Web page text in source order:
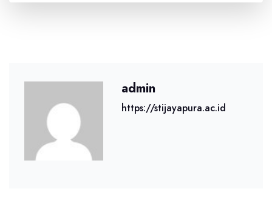
admin
https://stijayapura.ac.id